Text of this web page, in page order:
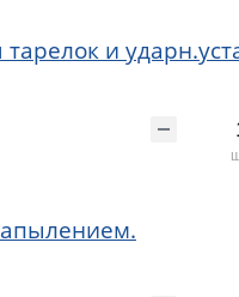
тарелок и